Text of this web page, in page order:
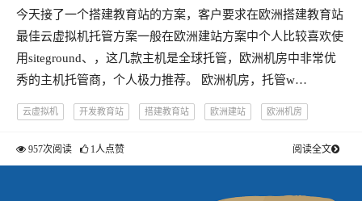
今天接了一个搭建教育站的方案，客户要求在欧洲搭建教育站
最佳云虚拟机托管方案一般在欧洲建站方案中个人比较喜欢使
用siteground、，这几款主机是全球托管，欧洲机房中非常优
秀的主机托管商，个人极力推荐。 欧洲机房，托管w…
云虚拟机 开发教育站 搭建教育站 欧洲建站 欧洲机房
957次阅读 1人点赞 阅读全文